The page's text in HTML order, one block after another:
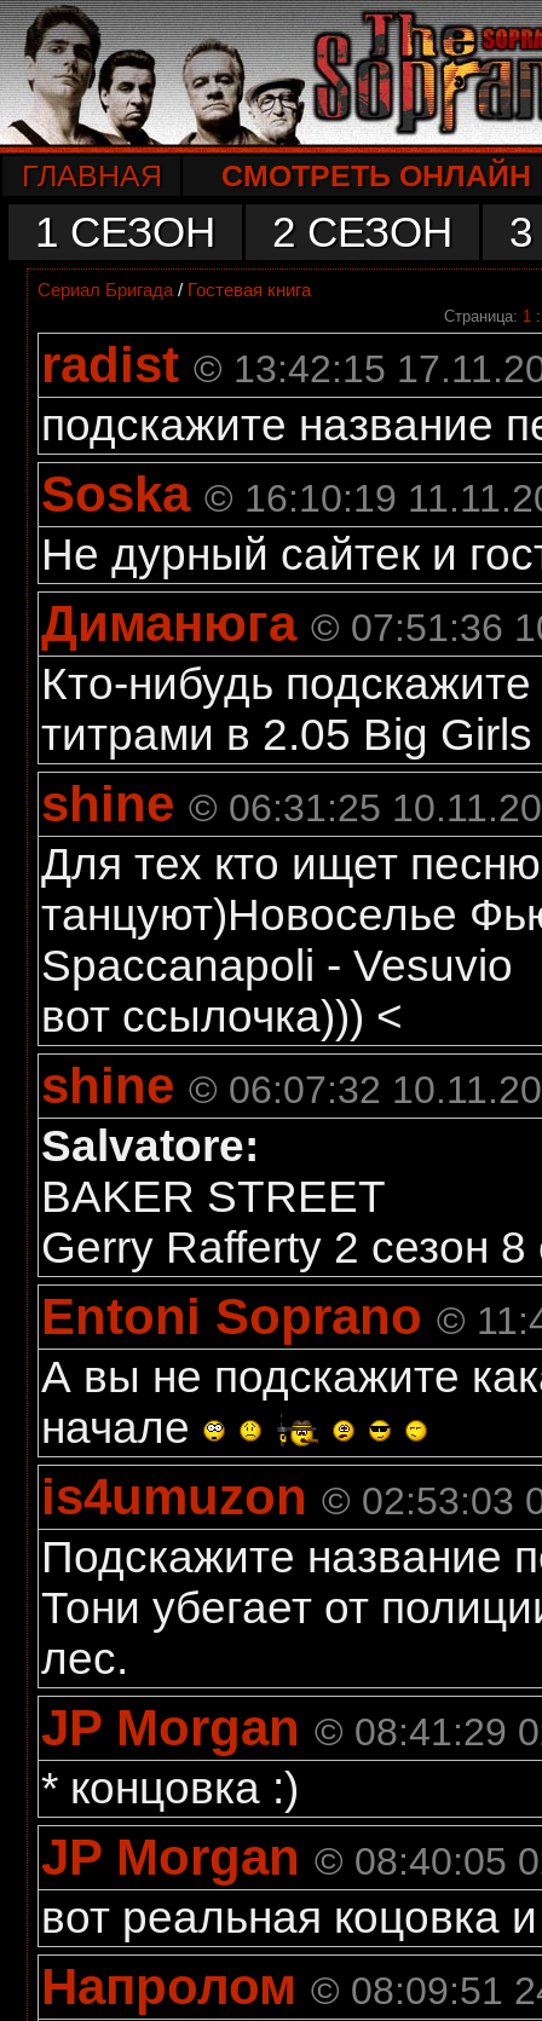
ГЛАВНАЯ СМОТРЕТЬ ОНЛАЙН
1 СЕЗОН 2 СЕЗОН
Сериал Бригада / Гостевая книга
Страница: 1
radist © 13:42:15
подскажите название
Soska © 16:10:19
Не дурный сайтек и
Диманюга © 07:51:36
Кто-нибудь
титрами в 2.05 Big
shine © 06:31:25
Для тех кто ищет
танцуют)Новоселье
Spaccanapoli - Vesuvio
вот ссылочка))) <
shine © 06:07:32
Salvatore:
BAKER STREET
Gerry Rafferty 2 сезон 8
Entoni Soprano ©
А вы не подскажите
начале
is4umuzon © 02:53:03
Подскажите название
Тони убегает от
лес.
JP Morgan © 08:41:29
* концовка :)
JP Morgan © 08:40:05
вот реальная коцовка
Напролом © 08:09:51